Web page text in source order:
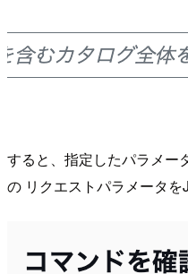
すると、指定したパラメー
の リクエストパラメータを